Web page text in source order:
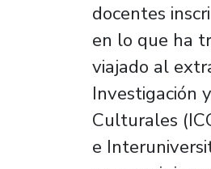
docentes
en lo que ha
viajado al
Investigación
Culturales
e